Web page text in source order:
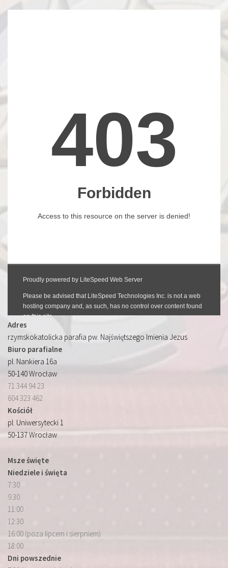
Adres
rzymskokatolicka parafia pw. Najświętszego Imienia Jezus
Biuro parafialne
pl. Nankiera 16a
50-140 Wrocław
71 344 94 23
604 323 462
Kościół
pl. Uniwersytecki 1
50-137 Wrocław
Msze święte
Niedziele i święta
7:30
9:30
11:00
12:30
16:00 (poza lipcem i sierpniem)
18:00
Dni powszednie